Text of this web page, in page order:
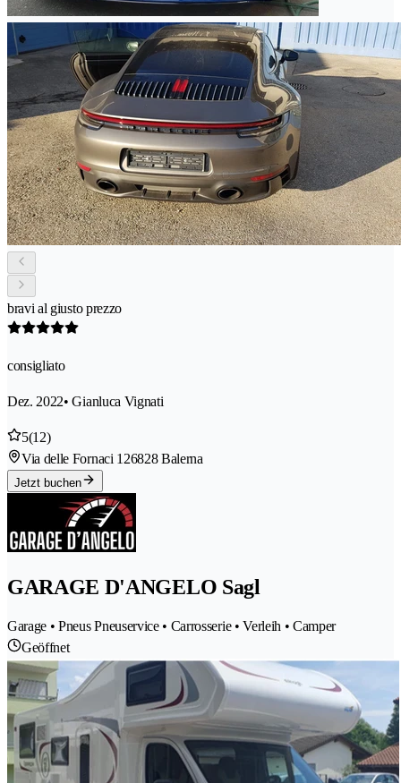
bravi al giusto prezzo
consigliato
Dez. 2022• Gianluca Vignati
5(12)
Via delle Fornaci 126828 Balerna
Jetzt buchen
GARAGE D'ANGELO Sagl
Garage • Pneus Pneuservice • Carrosserie • Verleih • Camper
Geöffnet